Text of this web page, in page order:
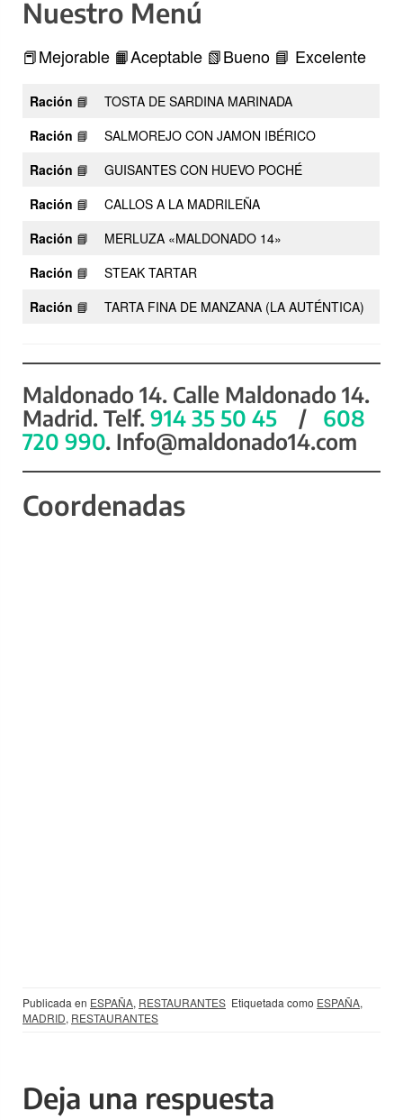
Nuestro Menú
📕Mejorable 📙Aceptable 📗Bueno 📘 Excelente
Ración 📘
TOSTA DE SARDINA MARINADA
Ración 📘
SALMOREJO CON JAMON IBÉRICO
Ración 📘
GUISANTES CON HUEVO POCHÉ
Ración 📘
CALLOS A LA MADRILEÑA
Ración 📘
MERLUZA «MALDONADO 14»
Ración 📘
STEAK TARTAR
Ración 📘 TARTA FINA DE MANZANA (LA AUTÉNTICA)
Maldonado 14. Calle Maldonado 14.
Madrid. Telf. 914 35 50 45 / 608
720 990. Info@maldonado14.com
Coordenadas
Publicada en ESPAÑA, RESTAURANTES Etiquetada como ESPAÑA,
MADRID, RESTAURANTES
Deja una respuesta